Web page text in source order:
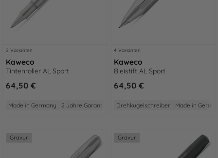
2 Varianten
Kaweco
Tintenroller AL Sport
64,50 €
Made in Germany 2 Jahre Garantie Aus Aluminium Gewicht: Mittel
4 Varianten
Kaweco
Bleistift AL Sport
64,50 €
Drehkugelschreiber Made in
Gravur Gravur